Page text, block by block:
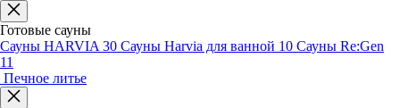
Готовые сауны
Сауны HARVIA 30 Сауны Harvia для ванной 10 Сауны Re:Gen
11
Печное литье